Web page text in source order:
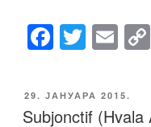
F
c
e
T
tt
er
E
ail
ОБЈАВЉЕНО
29. ЈАНУАРА 2015.
Subjonctif (Hvala